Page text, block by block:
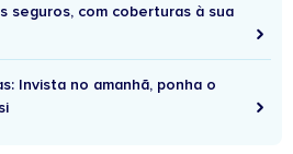
seguros, com coberturas à sua
Invista no amanhã, ponha o